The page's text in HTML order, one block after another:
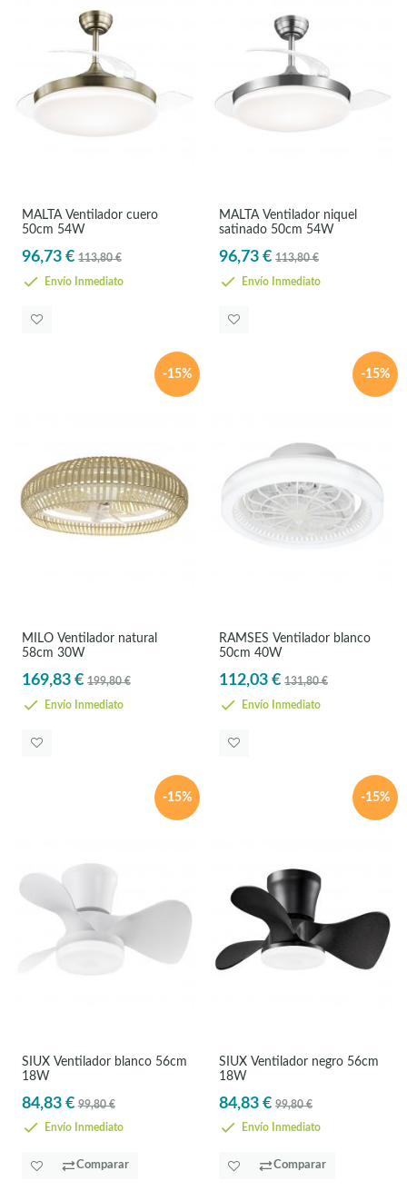
MALTA Ventilador cuero
50cm 54W
96,73 € 113,80 €
Envío Inmediato
MALTA Ventilador niquel
satinado 50cm 54W
96,73 € 113,80 €
Envío Inmediato
-15%
MILO Ventilador natural
58cm 30W
169,83 € 199,80 €
Envío Inmediato
-15%
RAMSES Ventilador blanco
50cm 40W
112,03 € 131,80 €
Envío Inmediato
-15%
SIUX Ventilador blanco 56cm
18W
84,83 € 99,80 €
Envío Inmediato
Comparar
-15%
SIUX Ventilador negro 56cm
18W
84,83 € 99,80 €
Envío Inmediato
Comparar